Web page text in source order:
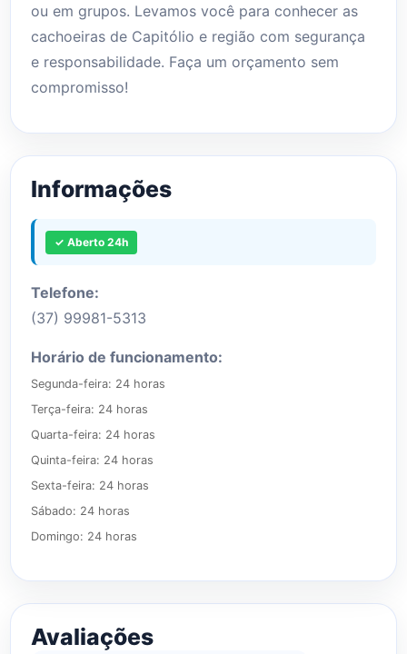
ou em grupos. Levamos você para conhecer as
cachoeiras de Capitólio e região com segurança
e responsabilidade. Faça um orçamento sem
compromisso!
Informações
✓ Aberto 24h
Telefone:
(37) 99981-5313
Horário de funcionamento:
Segunda-feira: 24 horas
Terça-feira: 24 horas
Quarta-feira: 24 horas
Quinta-feira: 24 horas
Sexta-feira: 24 horas
Sábado: 24 horas
Domingo: 24 horas
Avaliações